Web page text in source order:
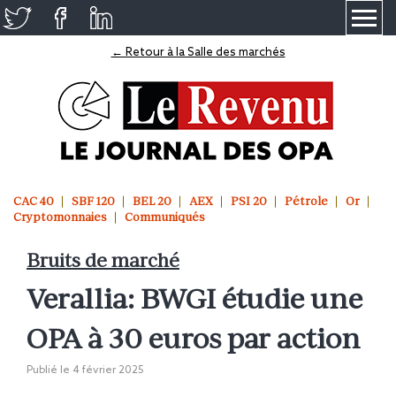
← Retour à la Salle des marchés
CAC 40 SBF 120 BEL 20 AEX PSI 20 Pétrole
Or
Cryptomonnaies
Communiqués
Bruits de marché
Verallia: BWGI étudie une
OPA à 30 euros par action
Publié le 4 février 2025